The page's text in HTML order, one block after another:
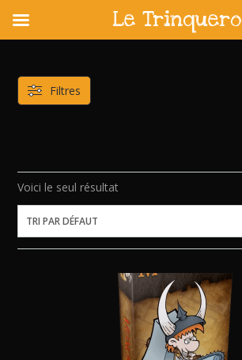
content
Voici le seul résultat
Filtres
Le Trinquero